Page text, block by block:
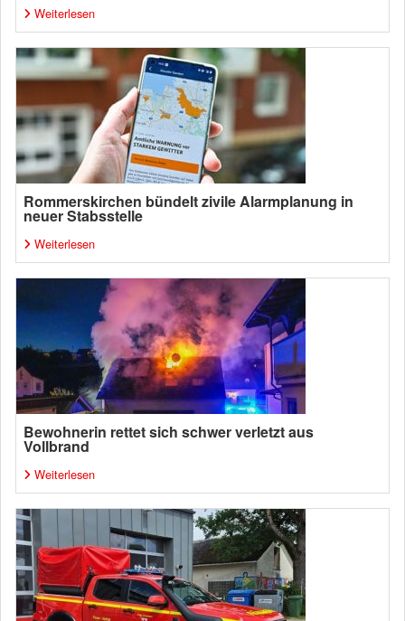
Weiterlesen
Rommerskirchen bündelt zivile Alarmplanung in
neuer Stabsstelle
Weiterlesen
Bewohnerin rettet sich schwer verletzt aus
Vollbrand
Weiterlesen